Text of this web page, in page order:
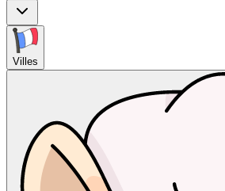
Villes